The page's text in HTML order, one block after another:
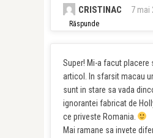
CRISTINAC 7 mai
Răspunde
Super! Mi-a facut
articol. In sfarsit macau
sunt in stare sa vada
ignorantei fabricat de
ce priveste Romania.
Mai ramane sa invete